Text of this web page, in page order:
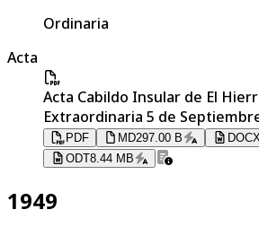
Ordinaria
Acta
Acta Cabildo Insular de El
Extraordinaria 5 de
PDF MD297.00 B DOCX
ODT8.44 MB
1949